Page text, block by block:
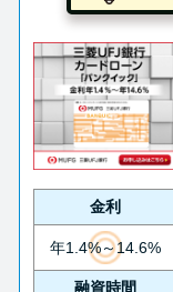
金利
年1.4%～14.6%
融資時間